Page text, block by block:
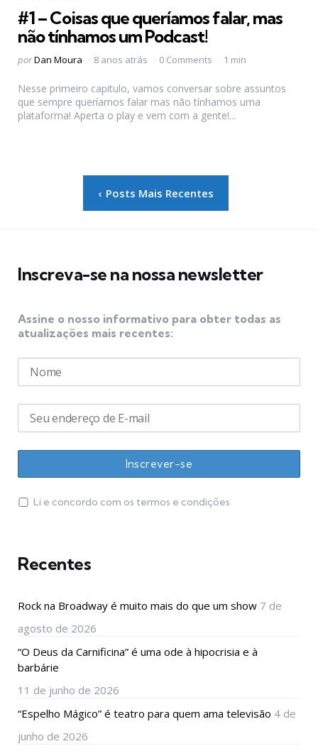
#1 – Coisas que queríamos falar, mas
não tínhamos um Podcast!
Postado
porDan Moura 8 anos atrás 0 Comments 1 min
Nesse primeiro capitulo, vamos conversar sobre assuntos
que sempre queríamos falar mas não tínhamos uma
plataforma! Aperta o play e vem com a gente!...
Posts Mais Recentes
Inscreva-se na nossa newsletter
Assine o nosso informativo para obter todas as
atualizações mais recentes:
Li e concordo com os termos e condições
Recentes
Rock na Broadway é muito mais do que um show 7 de
agosto de 2026
“O Deus da Carnificina” é uma ode à hipocrisia e à
barbárie
11 de junho de 2026
“Espelho Mágico” é teatro para quem ama televisão 4 de
junho de 2026